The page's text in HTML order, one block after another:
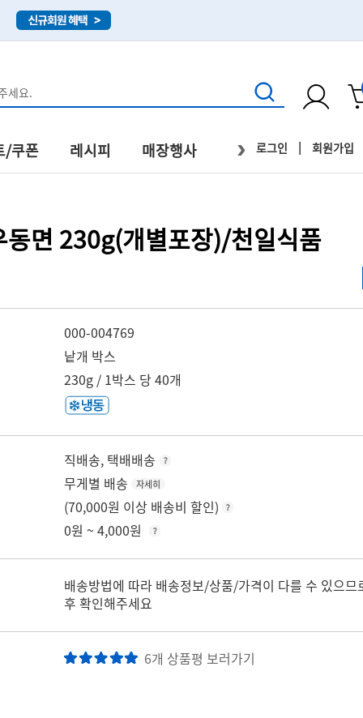
/쿠폰 레시피 매장행사 직배송
› 로그인 | 회원가입
동면 230g(개별포장)­­­/천일식품
000-004769
낱개 박스
230g / 1박스 당 40개
직배송, 택배배송
무게별 배송
자세히
(70,000원 이상 배송비 할인)
0원 ~ 4,000원
배송방법에 따라 배송정보/상품/가격이 다를 수 있으
후 확인해주세요
6개 상품평 보러가기